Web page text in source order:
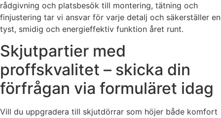
rådgivning och platsbesök till montering, tätning och
finjustering tar vi ansvar för varje detalj och säkerställer en
tyst, smidig och energieffektiv funktion året runt.
Skjutpartier med
proffskvalitet – skicka din
förfrågan via formuläret idag
Vill du uppgradera till skjutdörrar som höjer både komfort